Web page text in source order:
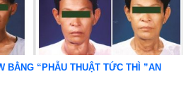
BẰNG “PHẪU THUẬT TỨC THÌ ”AN